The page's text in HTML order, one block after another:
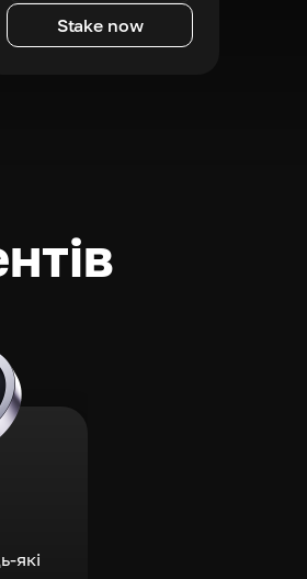
Stake now
які